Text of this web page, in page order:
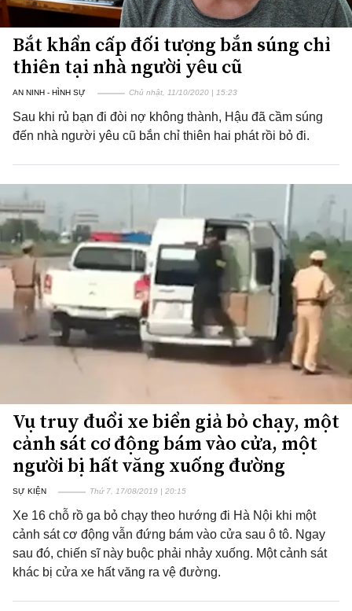
Bắt khẩn cấp đối tượng bắn súng chỉ
thiên tại nhà người yêu cũ
AN NINH - HÌNH SỰ Chủ nhật, 11/10/2020 | 15:23
Sau khi rủ bạn đi đòi nợ không thành, Hậu đã cầm súng
đến nhà người yêu cũ bắn chỉ thiên hai phát rồi bỏ đi.
Vụ truy đuổi xe biển giả bỏ chạy, một
cảnh sát cơ động bám vào cửa, một
người bị hất văng xuống đường
SỰ KIỆN Thứ 7, 17/08/2019 | 20:15
Xe 16 chỗ rồ ga bỏ chạy theo hướng đi Hà Nội khi một
cảnh sát cơ động vẫn đứng bám vào cửa sau ô tô. Ngay
sau đó, chiến sĩ này buộc phải nhảy xuống. Một cảnh sát
khác bị cửa xe hất văng ra vệ đường.